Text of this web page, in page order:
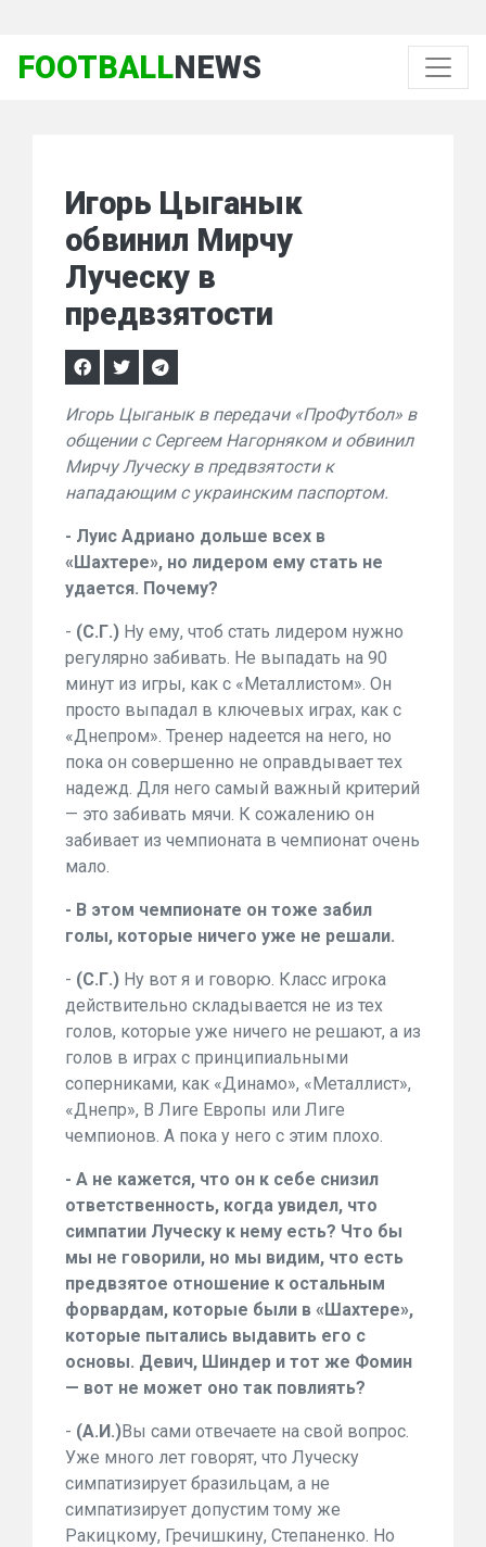
FOOTBALLNEWS
Игорь Цыганык
обвинил Мирчу
Луческу в
предвзятости
Игорь Цыганык в передачи «ПроФутбол» в
общении с Сергеем Нагорняком и обвинил
Мирчу Луческу в предвзятости к
нападающим с украинским паспортом.
- Луис Адриано дольше всех в
«Шахтере», но лидером ему стать не
удается. Почему?
- (С.Г.) Ну ему, чтоб стать лидером нужно
регулярно забивать. Не выпадать на 90
минут из игры, как с «Металлистом». Он
просто выпадал в ключевых играх, как с
«Днепром». Тренер надеется на него, но
пока он совершенно не оправдывает тех
надежд. Для него самый важный критерий
— это забивать мячи. К сожалению он
забивает из чемпионата в чемпионат очень
мало.
- В этом чемпионате он тоже забил
голы, которые ничего уже не решали.
- (С.Г.) Ну вот я и говорю. Класс игрока
действительно складывается не из тех
голов, которые уже ничего не решают, а из
голов в играх с принципиальными
соперниками, как «Динамо», «Металлист»,
«Днепр», В Лиге Европы или Лиге
чемпионов. А пока у него с этим плохо.
- А не кажется, что он к себе снизил
ответственность, когда увидел, что
симпатии Луческу к нему есть? Что бы
мы не говорили, но мы видим, что есть
предвзятое отношение к остальным
форвардам, которые были в «Шахтере»,
которые пытались выдавить его с
основы. Девич, Шиндер и тот же Фомин
— вот не может оно так повлиять?
- (А.И.)Вы сами отвечаете на свой вопрос.
Уже много лет говорят, что Луческу
симпатизирует бразильцам, а не
симпатизирует допустим тому же
Ракицкому, Гречишкину, Степаненко. Но